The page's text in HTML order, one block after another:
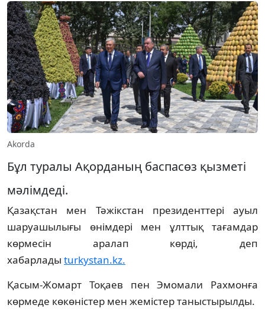
Akorda
Бұл туралы Ақорданың баспасөз қызметі
мәлімдеді.
Қазақстан мен Тәжікстан президенттері ауыл
шаруашылығы өнімдері мен ұлттық тағамдар
көрмесін аралап көрді, деп
хабарлады turkystan.kz.
Қасым-Жомарт Тоқаев пен Эмомали Рахмонға
көрмеде көкөністер мен жемістер таныстырылды.